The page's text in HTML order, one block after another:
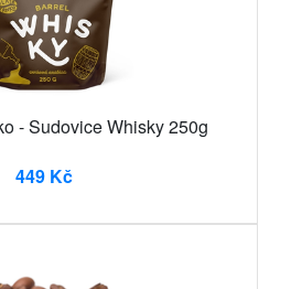
- Sudovice Whisky 250g
449 Kč